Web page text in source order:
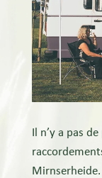
Il n’y a pas